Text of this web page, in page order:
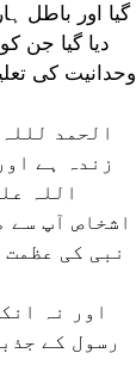
گیا اور باطل
دیا گیا جن
وحدانیت کی
الحمد
زندہ ہے
اللہ
اشخاص آپ سے
نبی کی
اور نہ
رسول کے